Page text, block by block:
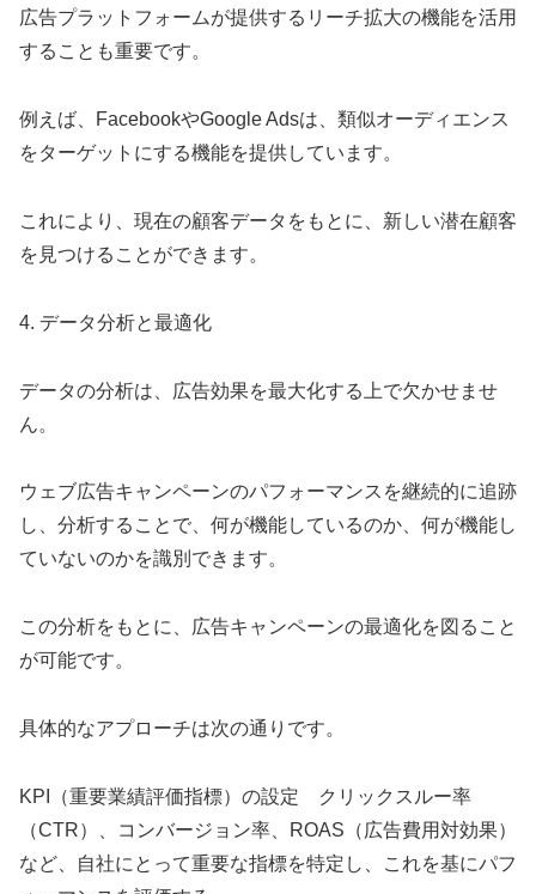
広告プラットフォームが提供するリーチ拡大の機能を活用
することも重要です。
例えば、FacebookやGoogle Adsは、類似オーディエンス
をターゲットにする機能を提供しています。
これにより、現在の顧客データをもとに、新しい潜在顧客
を見つけることができます。
4. データ分析と最適化
データの分析は、広告効果を最大化する上で欠かせませ
ん。
ウェブ広告キャンペーンのパフォーマンスを継続的に追跡
し、分析することで、何が機能しているのか、何が機能し
ていないのかを識別できます。
この分析をもとに、広告キャンペーンの最適化を図ること
が可能です。
具体的なアプローチは次の通りです。
KPI（重要業績評価指標）の設定 クリックスルー率
（CTR）、コンバージョン率、ROAS（広告費用対効果）
など、自社にとって重要な指標を特定し、これを基にパフ